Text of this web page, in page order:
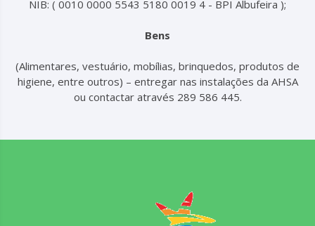
NIB: ( 0010 0000 5543 5180 0019 4 - BPI Albufeira );
Bens
(Alimentares, vestuário, mobílias, brinquedos, produtos de
higiene, entre outros) – entregar nas instalações da AHSA
ou contactar através 289 586 445.